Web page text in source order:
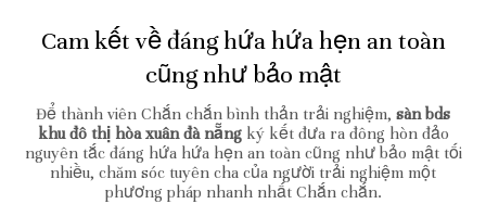
Cam kết về đáng hứa hứa hẹn an toàn
cũng như bảo mật
Để thành viên Chắn chắn bình thản trải nghiệm, sàn bds
khu đô thị hòa xuân đà nẵngký kết đưa ra đông hòn đảo
nguyên tắc đáng hứa hứa hẹn an toàn cũng như bảo mật tối
nhiều, chăm sóc tuyên cha của người trải nghiệm một
phương pháp nhanh nhất Chắn chắn.